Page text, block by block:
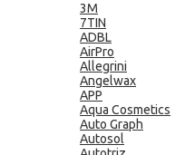
3M
7TIN
ADBL
AirPro
Allegrini
Angelwax
APP
Aqua Cosmetics
Auto Graph
Autosol